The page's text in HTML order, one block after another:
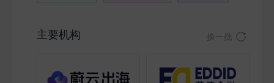
主要机构 换一批